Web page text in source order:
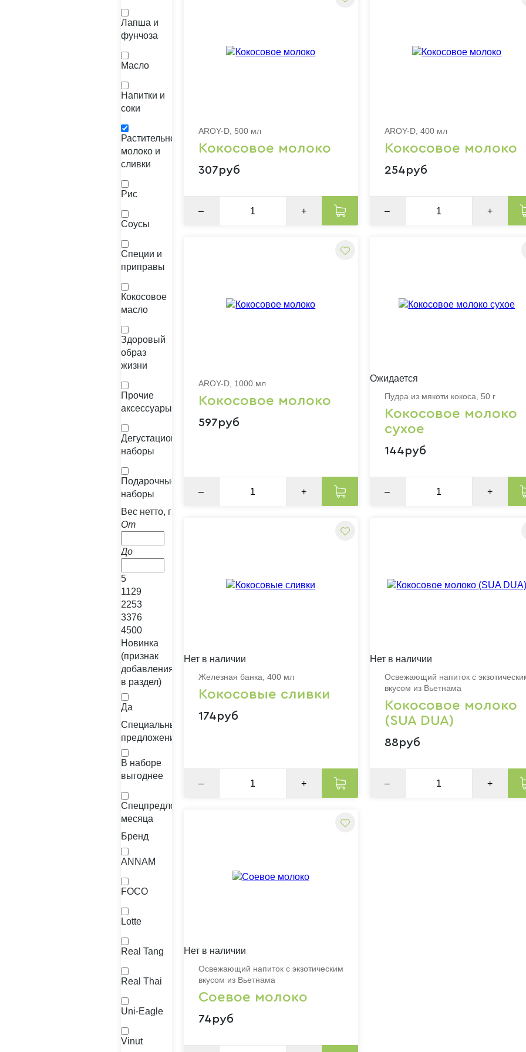
Лапша и
фунчоза
Масло
Напитки и
соки
Растительное
молоко и
сливки
Рис
Соусы
Специи и
приправы
Кокосовое
масло
Здоровый
образ
жизни
Прочие
аксессуары
Дегустационные
наборы
Подарочные
наборы
Вес нетто, г
От
До
5
1129
2253
3376
4500
Новинка
(признак
добавления
в раздел)
Да
Специальные
предложения
В наборе
выгоднее
Спецпредложение
месяца
Бренд
ANNAM
FOCO
Lotte
Real Tang
Real Thai
Uni-Eagle
Vinut
AROY-D, 500 мл
Кокосовое молоко
307руб
– +
AROY-D, 400 мл
Кокосовое молоко
254руб
– +
AROY-D, 1000 мл
Кокосовое молоко
597руб
– +
Ожидается
Пудра из мякоти кокоса, 50 г
Кокосовое молоко
сухое
144руб
– +
Нет в наличии
Железная банка, 400 мл
Кокосовые сливки
174руб
– +
Нет в наличии
Освежающий напиток с
вкусом из Вьетнама
Кокосовое молоко
(SUA DUA)
88руб
– +
Нет в наличии
Освежающий напиток с экзотическим
вкусом из Вьетнама
Соевое молоко
74руб